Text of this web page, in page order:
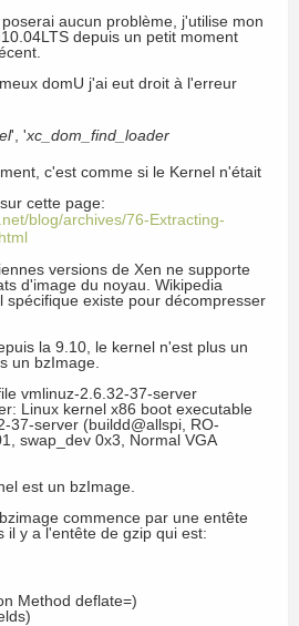
aucun problème, j'utilise mon
depuis un petit moment
domU j'ai eut droit à l'erreur
', 'xc_dom_find_loader
c'est comme si le Kernel n'était
cette page:
blog/archives/76-Extracting-
versions de Xen ne supporte
d'image du noyau. Wikipedia
spécifique existe pour décompresser
la 9.10, le kernel n'est plus un
un bzImage.
vmlinuz-2.6.32-37-server
Linux kernel x86 boot executable
37-server (buildd@allspi, RO-
swap_dev 0x3, Normal VGA
est un bzImage.
commence par une entête
il y a l'entête de gzip qui est:
Method deflate=)